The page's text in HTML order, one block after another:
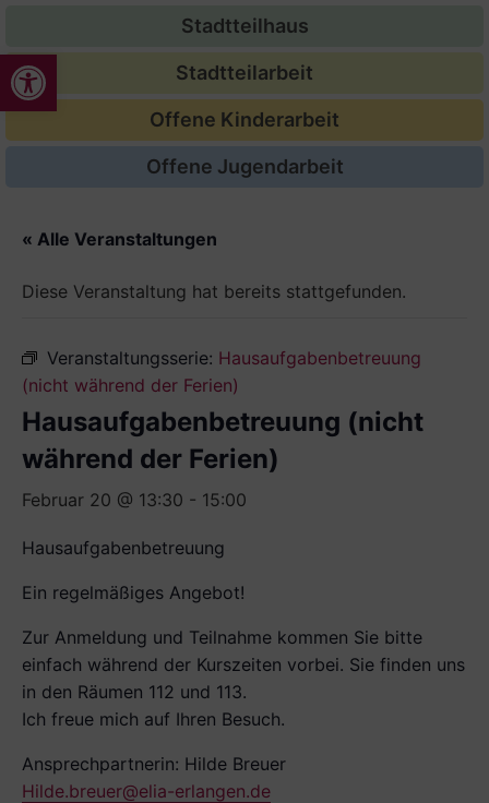
Werkzeugleiste öffnen
Stadtteilhaus
Stadtteilarbeit
Offene Kinderarbeit
Offene Jugendarbeit
« Alle Veranstaltungen
Diese Veranstaltung hat bereits stattgefunden.
Veranstaltungsserie: Hausaufgabenbetreuung
(nicht während der Ferien)
Hausaufgabenbetreuung (nicht
während der Ferien)
Februar 20 @ 13:30 - 15:00
Hausaufgabenbetreuung
Ein regelmäßiges Angebot!
Zur Anmeldung und Teilnahme kommen Sie bitte
einfach während der Kurszeiten vorbei. Sie finden uns
in den Räumen 112 und 113.
Ich freue mich auf Ihren Besuch.
Ansprechpartnerin: Hilde Breuer
Hilde.breuer@elia-erlangen.de